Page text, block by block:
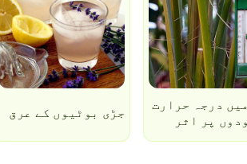
درجہ حرارت
پر اثر
جڑی بوٹیوں کے عرق